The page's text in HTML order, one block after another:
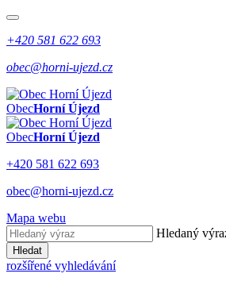
+420 581 622 693
obec@horni-ujezd.cz
ObecHorní Újezd
ObecHorní Újezd
+420 581 622 693
obec@horni-ujezd.cz
Mapa webu
Hledaný
Hledat
rozšířené vyhledávání